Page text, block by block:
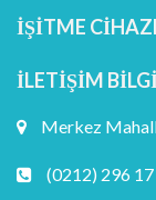
İŞITME
İLETIŞIM
Merkez
(0212) 296